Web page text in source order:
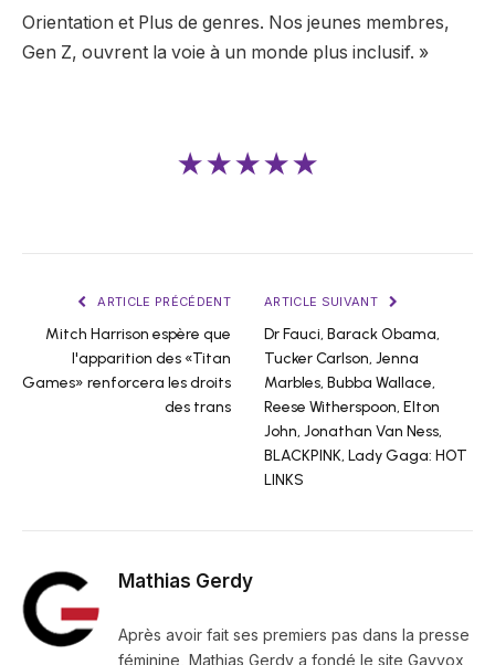
Orientation et Plus de genres. Nos jeunes membres,
Gen Z, ouvrent la voie à un monde plus inclusif. »
★★★★★
ARTICLE PRÉCÉDENT
Mitch Harrison espère que
l'apparition des «Titan
Games» renforcera les droits
des trans
ARTICLE SUIVANT
Dr Fauci, Barack Obama,
Tucker Carlson, Jenna
Marbles, Bubba Wallace,
Reese Witherspoon, Elton
John, Jonathan Van Ness,
BLACKPINK, Lady Gaga: HOT
LINKS
Mathias Gerdy
Après avoir fait ses premiers pas dans la presse
féminine, Mathias Gerdy a fondé le site Gayvox